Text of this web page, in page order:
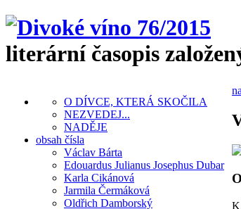
literární časopis
O DÍVCE, KTERÁ SKOČILA
NEZVEDEJ...
NADĚJE
obsah čísla
Václav Bárta
Edouardus Julianus Josephus Dubar
Karla Cikánová
Jarmila Čermáková
Oldřich Damborský
K